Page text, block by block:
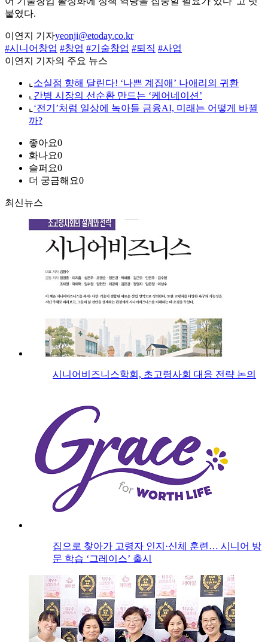
붙였다.
이연지 기자yeonji@etoday.co.kr
#시니어창업 #창업 #기술창업 #퇴직 #사업
이연지 기자의 주요 뉴스
⌞ 소실점 향해 달린다! ‘나쁜 계집애’ 나애리의 귀환
⌞ 간병 시장의 선순환 만드는 ‘케어네이션’
⌞ ‘전기’처럼 일상에 녹아들 금융AI, 미래는 어떻게 바뀔
까?
좋아요0
화나요0
슬퍼요0
더 궁금해요0
최신뉴스
시니어비즈니스학회, 초고령사회 대응 전략 논의
집으로 찾아가 고령자 인지·신체 훈련… 시니어 방
문 학습 ‘그레이스’ 출시